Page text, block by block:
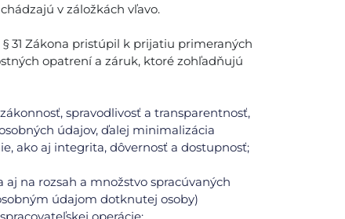
v záložkách vľavo.
31 Zákona pristúpil k prijatiu primeraných
opatrení a záruk, ktoré zohľadňujú
spravodlivosť a transparentnosť,
údajov, ďalej minimalizácia
ako aj integrita, dôvernosť a dostupnosť;
na rozsah a množstvo spracúvaných
údajom dotknutej osoby)